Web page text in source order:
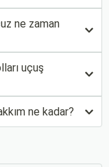
ne zaman
uçuş
ne kadar?